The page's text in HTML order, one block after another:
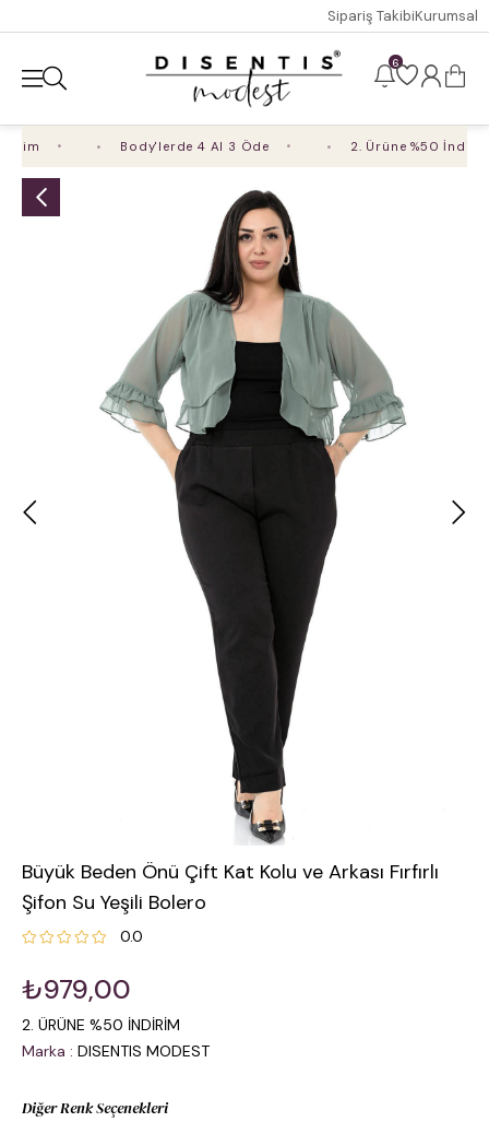
Sipariş TakibiKurumsal
6
Body'lerde 4 Al 3 Öde 2. Ürüne %50 İndirim
Büyük Beden Önü Çift Kat Kolu ve Arkası Fırfırlı
Şifon Su Yeşili Bolero
0.0
₺979,00
2. ÜRÜNE %50 İNDİRİM
Marka : DISENTIS MODEST
Diğer Renk Seçenekleri